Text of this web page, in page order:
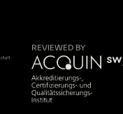
REVIEWED BY